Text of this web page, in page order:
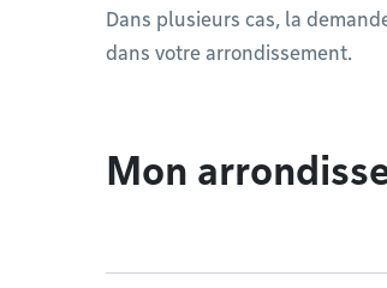
Dans plusieurs cas, la
dans votre arrondissement.
Mon